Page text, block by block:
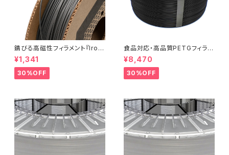
錆びる高磁性フィラメント『Iron
-filled Metal Composite P
LA』：お試しサンプル 10M
¥1,341
30%OFF
食品対応・高品質PETGフィラメ
ント『EasyFil ePETG（Bambu
Coil）』
¥8,470
30%OFF